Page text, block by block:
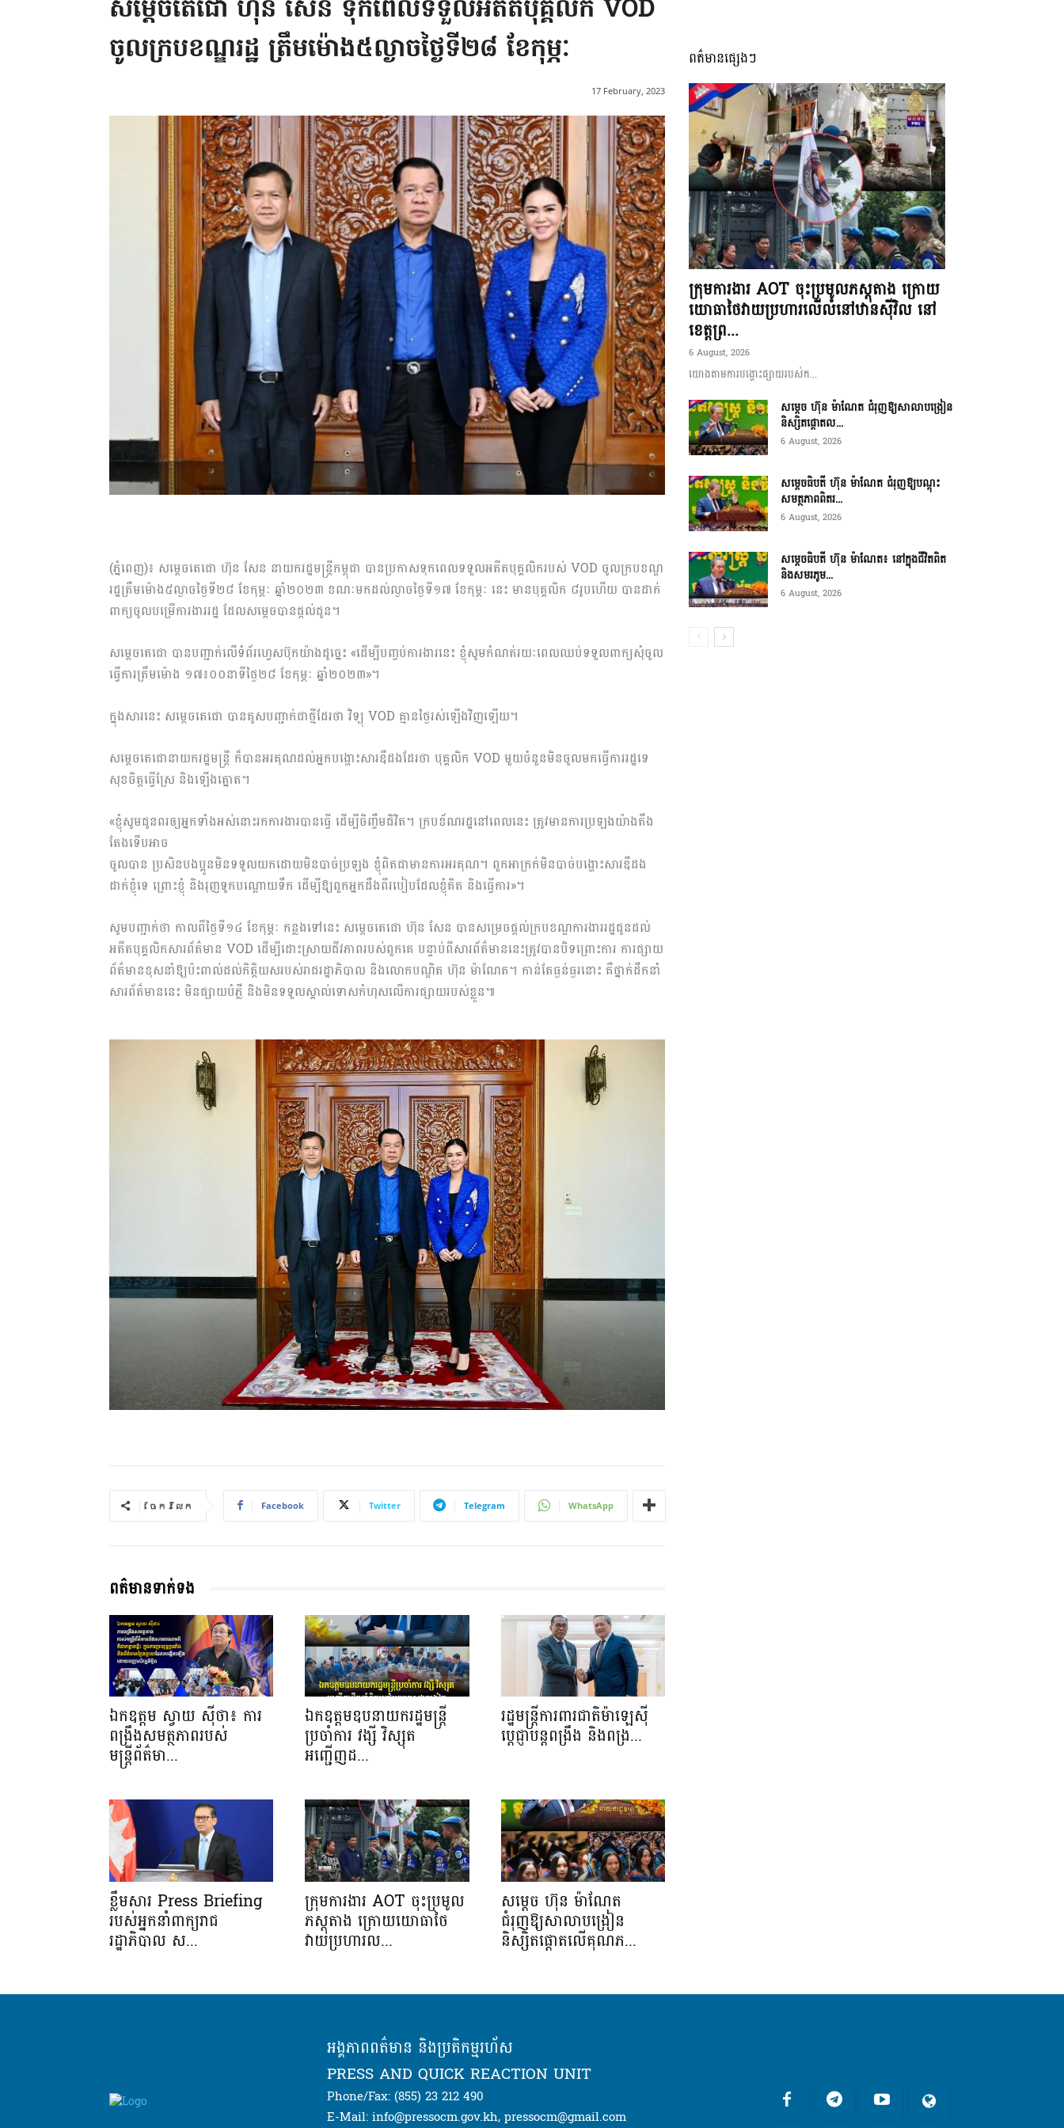
អង្គ
ភាព​
ព័ត៌មាន​
ប្រតិកម្ម
សម្តេចតេជោ ហ៊ុន សែន ទុកពេលទទួលអតីតបុគ្គលិក VOD
ចូលក្របខណ្ឌរដ្ឋ ត្រឹមម៉ោង៥ល្ងាចថ្ងៃទី២៨ ខែកុម្ភៈ
17 February, 2023
(ភ្នំពេញ)៖ សម្តេចតេជោ ហ៊ុន សែន នាយករដ្ឋមន្ត្រីកម្ពុជា បានប្រកាសទុកពេលទទួលអតីតបុគ្គលិករបស់ VOD ចូលក្របខណ្ឌ
រដ្ឋត្រឹមម៉ោង៥ល្ងាចថ្ងៃទី២៨ ខែកុម្ភៈ ឆ្នាំ២០២៣ ខណៈមកដល់ល្ងាចថ្ងៃទី១៧ ខែកុម្ភៈ នេះ មានបុគ្គលិក ៨រូបហើយ បានដាក់
ពាក្យចូលបម្រើការងាររដ្ឋ ដែលសម្តេចបានផ្តល់ជូន។
សម្តេចតេជោ បានបញ្ជាក់លើទំព័រហ្វេសប៊ុកយ៉ាងដូច្នេះ «ដើម្បីបញ្ចប់ការងារនេះ ខ្ញុំសូមកំណត់រយៈ​ពេលឈប់ទទួលពាក្យ​​សុំចូល
ធ្វើការត្រឹមម៉ោង​ ១៧៖០០នាទីថ្ងៃ២៨ ខែកុម្ភៈ ឆ្នាំ២០២៣»។
ក្នុងសារនេះ សម្តេចតេជោ បានគូសបញ្ជាក់ជាថ្មីដែរថា វិទ្យុ VOD គ្មានថ្ងៃរស់ឡើងវិញឡើយ។
សម្តេចតេជោនាយករដ្ឋមន្ត្រី ក៏បានអរគុណដល់អ្នកបង្ហោះសារឌឺដងដែរថា បុគ្គលិក VOD មួយចំនួនមិនចូលមកធ្វើការរដ្ឋទេ
សុខចិត្តធ្វើស្រែ និងឡើងត្នោត។
«ខ្ញុំសូមជូនពរឲ្យអ្នកទាំងអស់នោះរកការងារបានធ្វើ ដើម្បីចិញ្ចឹមជិវិត។ ក្របខ័ណរដ្ឋនៅពេលនេះ ត្រូវមានការប្រឡងយ៉ាងតឹង
តែងទើបអាច
ចូលបាន ប្រសិនបងប្អូនមិនទទួលយកដោយមិនបាច់ប្រឡង ខ្ញុំពិតជាមានការអរគុណ។ ពួកអាក្រក់មិនបាច់បង្ហោះសារឌឺដង
ដាក់ខ្ញុំទេ ព្រោះខ្ញុំ និងរុញទូកបណ្តោយ​ទឹក ដើម្បីឱ្យពួកអ្នកដឹងពីរបៀបដែលខ្ញុំគិត និងធ្វើការ»។
សូមបញ្ជាក់ថា កាលពីថ្ងៃទី១៤ ខែកុម្ភៈ កន្លងទៅនេះ សម្តេចតេជោ ហ៊ុន សែន បានសម្រេចផ្តល់ក្របខណ្ឌការងាររដ្ឋជូនដល់
អតីតបុគ្គលិកសារព័ត៌មាន VOD ដើម្បីដោះស្រាយជីវភាពរបស់ពួកគេ បន្ទាប់ពីសារព័ត៌មាននេះត្រូវបានបិទព្រោះ​ការ ការផ្សាយ
ព័ត៌មានខុសនាំឱ្យប៉ះពាល់ដល់កិត្តិយសរបស់រាជរដ្ឋាភិបាល និងលោកបណ្ឌិត ហ៊ុន ម៉ាណែត។ កាន់តែធ្ងន់ធ្ងរនោះ គឺថ្នាក់ដឹកនាំ
សារព័ត៌មាននេះ មិនផ្សាយបំភ្លឺ និងមិនទទួលស្គាល់ទោសកំហុសលើការផ្សាយរបស់ខ្លួន៕
ចែករំលែក Facebook Twitter Telegram WhatsApp
ពត៌មានទាក់ទង
ឯកឧត្តម ស្វាយ ស៊ីថា៖ ការ
ពង្រឹងសមត្ថភាពរបស់
មន្ត្រីព័ត៌មា...
ឯកឧត្តមឧបនាយករដ្ឋមន្រ្តី
ប្រចាំការ វង្សី វិស្សុត
អញ្ជើញដ...
រដ្ឋមន្ត្រីការពារជាតិម៉ាឡេស៊ី
ប្ដេជ្ញាបន្តពង្រឹង និងពង្រ...
ខ្លឹមសារ Press Briefing
របស់អ្នកនាំពាក្យរាជ
រដ្ឋាភិបាល ស...
ក្រុមការងារ AOT ចុះប្រមូល
ភស្តុតាង ក្រោយយោធាថៃ
វាយប្រហារល...
សម្តេច ហ៊ុន ម៉ាណែត
ជំរុញឱ្យសាលាបង្រៀន
និស្សិតផ្តោតលើគុណភ...
ពត៌មានផ្សេងៗ
ក្រុមការងារ AOT ចុះប្រមូលភស្តុតាង ក្រោយ
យោធាថៃវាយប្រហារលើលំនៅឋានស៊ីវិល នៅ
ខេត្តព្រ...
6 August, 2026
យោងតាមការបង្ហោះផ្សាយរបស់ក...
សម្តេច ហ៊ុន ម៉ាណែត ជំរុញឱ្យសាលាបង្រៀន
និស្សិតផ្តោតល...
6 August, 2026
សម្តេចធិបតី ហ៊ុន ម៉ាណែត ជំរុញឱ្យបណ្តុះ
សមត្ថភាពពិតរ...
6 August, 2026
សម្តេចធិបតី ហ៊ុន ម៉ាណែត៖ នៅក្នុងជីវិតពិត
និងសមរភូម...
6 August, 2026
អង្គភាពពត៌មាន និងប្រតិកម្មរហ័ស
PRESS AND QUICK REACTION UNIT
Phone/Fax: (855) 23 212 490
E-Mail: info@pressocm.gov.kh, pressocm@gmail.com